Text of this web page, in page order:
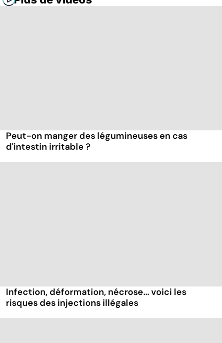
Peut-on manger des légumineuses en cas
d'intestin irritable ?
Infection, déformation, nécrose... voici les
risques des injections illégales